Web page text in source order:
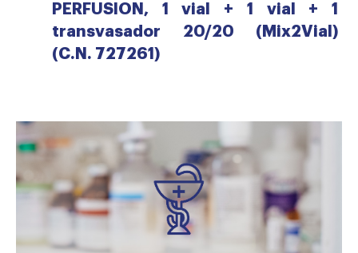
PERFUSION, 1 vial + 1 vial + 1
transvasador 20/20 (Mix2Vial)
(C.N. 727261)